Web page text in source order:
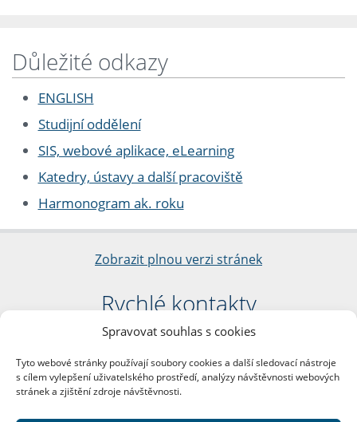
Spravovat souhlas s cookies
Tyto webové stránky používají soubory cookies a další sledovací nástroje
s cílem vylepšení uživatelského prostředí, analýzy návštěvnosti webových
stránek a zjištění zdroje návštěvnosti.
Důležité odkazy
ENGLISH
Studijní oddělení
SIS, webové aplikace, eLearning
Katedry, ústavy a další pracoviště
Harmonogram ak. roku
Zobrazit plnou verzi stránek
Rychlé kontakty
Filozofická fakulta
nám. Jana Palacha 1/2
116 38 Praha 1